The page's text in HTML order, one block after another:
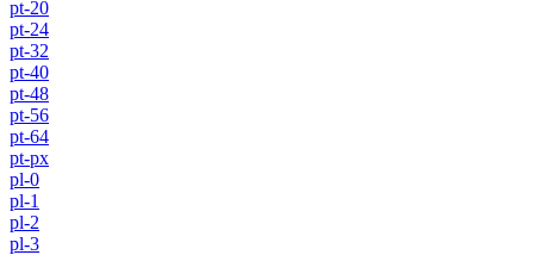
pt-20
pt-24
pt-32
pt-40
pt-48
pt-56
pt-64
pt-px
pl-0
pl-1
pl-2
pl-3